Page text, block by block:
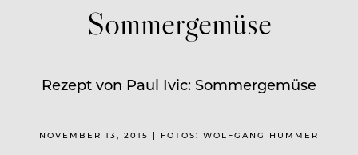
Sommergemüse
Rezept von Paul Ivic: Sommergemüse
NOVEMBER 13, 2015 | FOTOS: WOLFGANG HUMMER